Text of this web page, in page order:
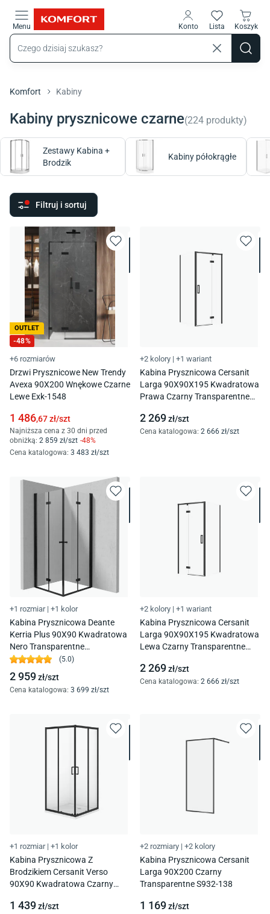
Menu Konto Lista Koszyk
Komfort Kabiny
Kabiny prysznicowe czarne(224 produkty)
Zestawy Kabina +
Brodzik
Kabiny półokrągłe
Filtruj i sortuj
OUTLET
-48%
+6 rozmiarów
Drzwi Prysznicowe New Trendy
Avexa 90X200 Wnękowe Czarne
Lewe Exk-1548
1 486,67zł/szt
Najniższa cena z 30 dni przed
obniżką: 2 859 zł/szt -48%
Cena katalogowa: 3 483 zł/szt
+2 kolory | +1 wariant
Kabina Prysznicowa Cersanit
Larga 90X90X195 Kwadratowa
Prawa Czarny Transparentne
2 269zł/szt
Cena katalogowa: 2 666 zł/szt
+1 rozmiar | +1 kolor
Kabina Prysznicowa Deante
Kerria Plus 90X90 Kwadratowa
Nero Transparentne
Uniwersalna Kknnx09X09
(5.0)
2 959zł/szt
Cena katalogowa: 3 699 zł/szt
+2 kolory | +1 wariant
Kabina Prysznicowa Cersanit
Larga 90X90X195 Kwadratowa
Lewa Czarny Transparentne
2 269zł/szt
Cena katalogowa: 2 666 zł/szt
+1 rozmiar | +1 kolor
Kabina Prysznicowa Z
Brodzikiem Cersanit Verso
90X90 Kwadratowa Czarny
1 439zł/szt
+2 rozmiary | +2 kolory
Kabina Prysznicowa Cersanit
Larga 90X200 Czarny
Transparentne S932-138
1 169zł/szt